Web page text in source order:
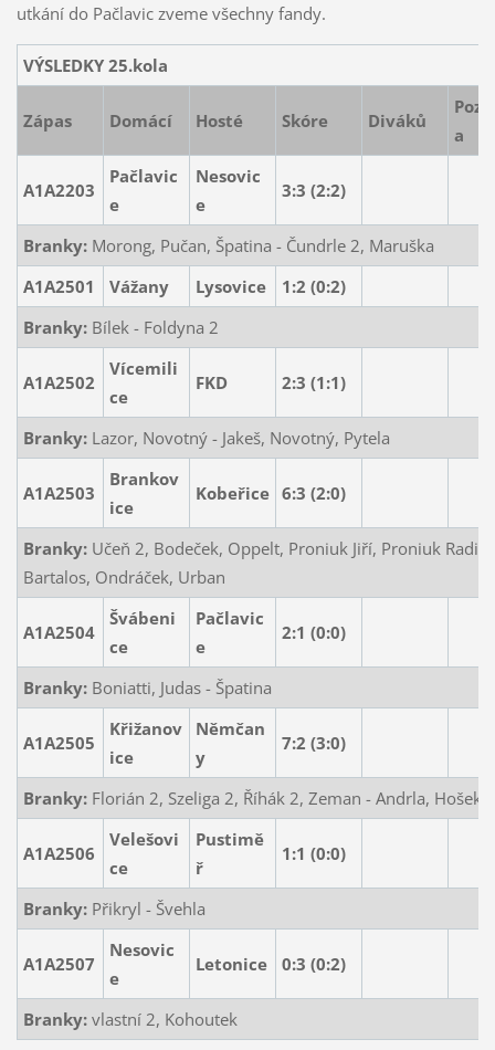
utkání do Pačlavic zveme všechny fandy.
VÝSLEDKY 25.kola
Zápas Domácí Hosté Skóre Diváků
a
A1A2203
Pačlavic
e
Nesovic
e
3:3 (2:2)
Branky: Morong, Pučan, Špatina - Čundrle 2, Maruška
A1A2501
Vážany Lysovice 1:2 (0:2)
Branky: Bílek - Foldyna 2
A1A2502
Vícemili
ce
FKD 2:3 (1:1)
Branky: Lazor, Novotný - Jakeš, Novotný, Pytela
A1A2503
Brankov
ice
Kobeřice 6:3 (2:0)
Branky: Učeň 2, Bodeček, Oppelt, Proniuk Jiří, Proniuk
Bartalos, Ondráček, Urban
A1A2504
Švábeni
ce
Pačlavic
e
2:1 (0:0)
Branky: Boniatti, Judas - Špatina
A1A2505
Křižanov
ice
Němčan
y
7:2 (3:0)
Branky: Florián 2, Szeliga 2, Říhák 2, Zeman - Andrla, Hošek
A1A2506
Velešovi
ce
Pustimě
ř
1:1 (0:0)
Branky: Přikryl - Švehla
A1A2507
Nesovic
e
Letonice 0:3 (0:2)
Branky: vlastní 2, Kohoutek